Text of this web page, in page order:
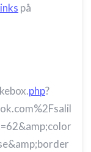
på
php?